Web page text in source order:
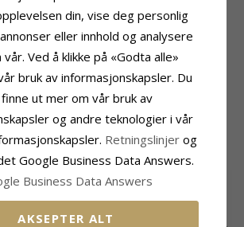
Størrelse
Høyde:6,0 mm
6,0 mm
PRODUKTER I
KATEGORIEN
din, vise deg personlig
eller innhold og analysere
Ved å klikke på «Godta alle»
bruk av informasjonskapsler. Du
finne ut mer om vår bruk av
og andre teknologier i vår
Retningslinjer og
Google Business Data Answers.
Business Data Answers
AKSEPTER ALT